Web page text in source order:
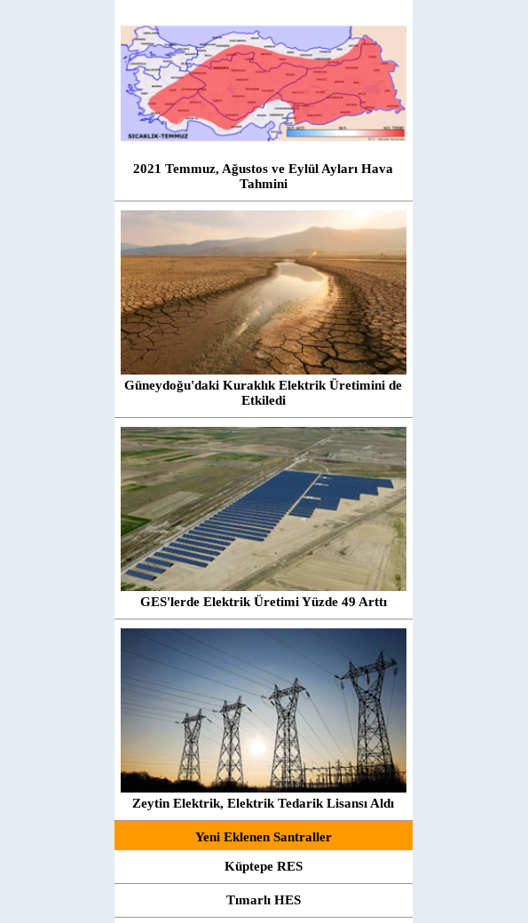
2021 Temmuz, Ağustos ve Eylül Ayları Hava
Tahmini
Güneydoğu'daki Kuraklık Elektrik Üretimini de
Etkiledi
GES'lerde Elektrik Üretimi Yüzde 49 Arttı
Zeytin Elektrik, Elektrik Tedarik Lisansı Aldı
Yeni Eklenen Santraller
Küptepe RES
Tımarlı HES